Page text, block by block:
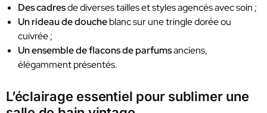
Des cadresde diverses tailles et styles agencés avec soin ;
Un rideau de doucheblanc sur une tringle dorée ou
cuivrée ;
Un ensemble de flacons de parfumsanciens,
élégamment présentés.
L’éclairage essentiel pour sublimer une